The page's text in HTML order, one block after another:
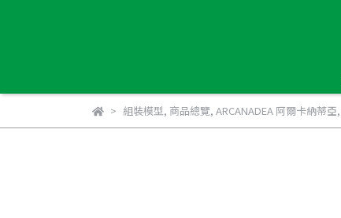
組裝模型, 商品總覽, ARCANADEA 阿爾卡納蒂亞,